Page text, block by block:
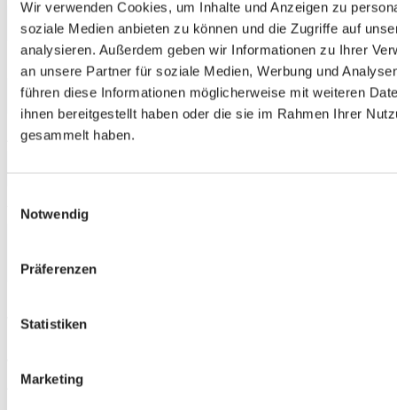
Wir verwenden Cookies, um Inhalte und Anzeigen zu
soziale Medien anbieten zu können und die Zugriffe auf
analysieren. Außerdem geben wir Informationen zu Ihrer
an unsere Partner für soziale Medien, Werbung und
führen diese Informationen möglicherweise mit weiteren
ihnen bereitgestellt haben oder die sie im Rahmen Ihrer
gesammelt haben.
Notwendig
Präferenzen
Statistiken
Marketing